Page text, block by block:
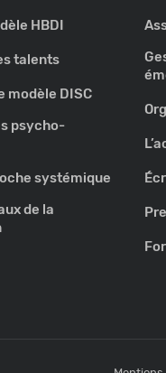
HBDI
talents
modèle DISC
psycho-
systémique
de la